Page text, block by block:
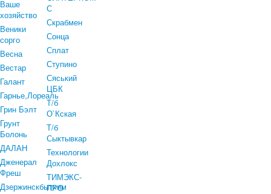
Ваше
хозяйство
Веники
сорго
Весна
Вестар
Галант
Гарнье,Лореаль
Грин Бэлт
Грунт
Болонь
ДАЛАН
Дженерал
Фреш
Дзержинскбытхим
С
Скрабмен
Сонца
Сплат
Ступино
Сяський
ЦБК
Т/б
О`Кская
Т/б
Сыктывкар
Технологии
Дохлокс
ТИМЭКС-
ПРО